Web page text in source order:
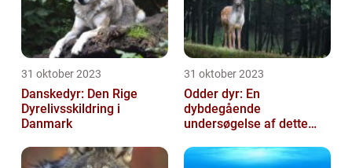
31 oktober 2023
Danskedyr: Den Rige
Dyrelivsskildring i
Danmark
31 oktober 2023
Odder dyr: En
dybdegående
undersøgelse af dette